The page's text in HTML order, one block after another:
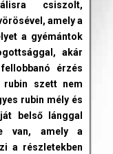
csiszolt,
amely a
a gyémántok
akár
érzés
rubin szett nem
rubin mély és
belső lánggal
van, amely a
a részletekben